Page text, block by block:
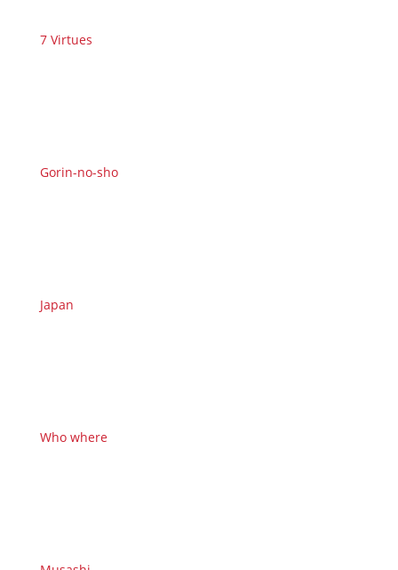
7 Virtues
Gorin-no-sho
Japan
Who where